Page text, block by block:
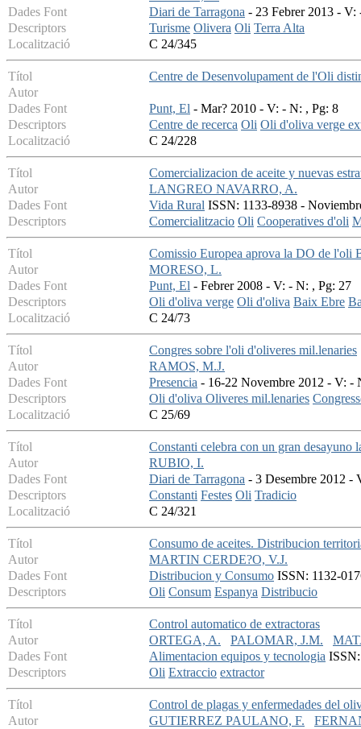
Dades Font
Diari de Tarragona - 23 Febrer 2013 - V:
Descriptors
Turisme Olivera Oli Terra Alta
Localització
C 24/345
Títol
Centre de Desenvolupament de l'Oli
Autor
Dades Font
Punt, El - Mar? 2010 - V: - N: , Pg: 8
Descriptors
Centre de recerca Oli Oli d'oliva verge
Localització
C 24/228
Títol
Comercializacion de aceite y nuevas
Autor
LANGREO NAVARRO, A.
Dades Font
Vida Rural ISSN: 1133-8938 -
Descriptors
Comercialitzacio Oli Cooperatives d'oli
Títol
Comissio Europea aprova la DO de l'oli
Autor
MORESO, L.
Dades Font
Punt, El - Febrer 2008 - V: - N: , Pg: 27
Descriptors
Oli d'oliva verge Oli d'oliva Baix Ebre
Localització
C 24/73
Títol
Congres sobre l'oli d'oliveres mil.lenaries
Autor
RAMOS, M.J.
Dades Font
Presencia - 16-22 Novembre 2012 - V: -
Descriptors
Oli d'oliva Oliveres mil.lenaries
Localització
C 25/69
Títol
Constanti celebra con un gran desayuno
Autor
RUBIO, I.
Dades Font
Diari de Tarragona - 3 Desembre 2012 -
Descriptors
Constanti Festes Oli Tradicio
Localització
C 24/321
Títol
Consumo de aceites. Distribucion
Autor
MARTIN CERDE?O, V.J.
Dades Font
Distribucion y Consumo ISSN: 1132-
Descriptors
Oli Consum Espanya Distribucio
Títol
Control automatico de extractoras
Autor
ORTEGA, A. PALOMAR, J.M.
Dades Font
Alimentacion equipos y tecnologia
Descriptors
Oli Extraccio extractor
Títol
Control de plagas y enfermedades del
Autor
GUTIERREZ PAULANO, F.